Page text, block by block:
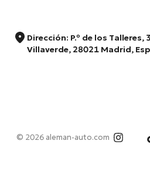
Dirección: P.º de los Talleres,
Villaverde, 28021 Madrid,
© 2026 aleman-auto.com